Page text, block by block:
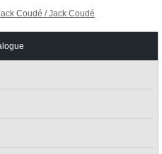
Coudé / Jack Coudé